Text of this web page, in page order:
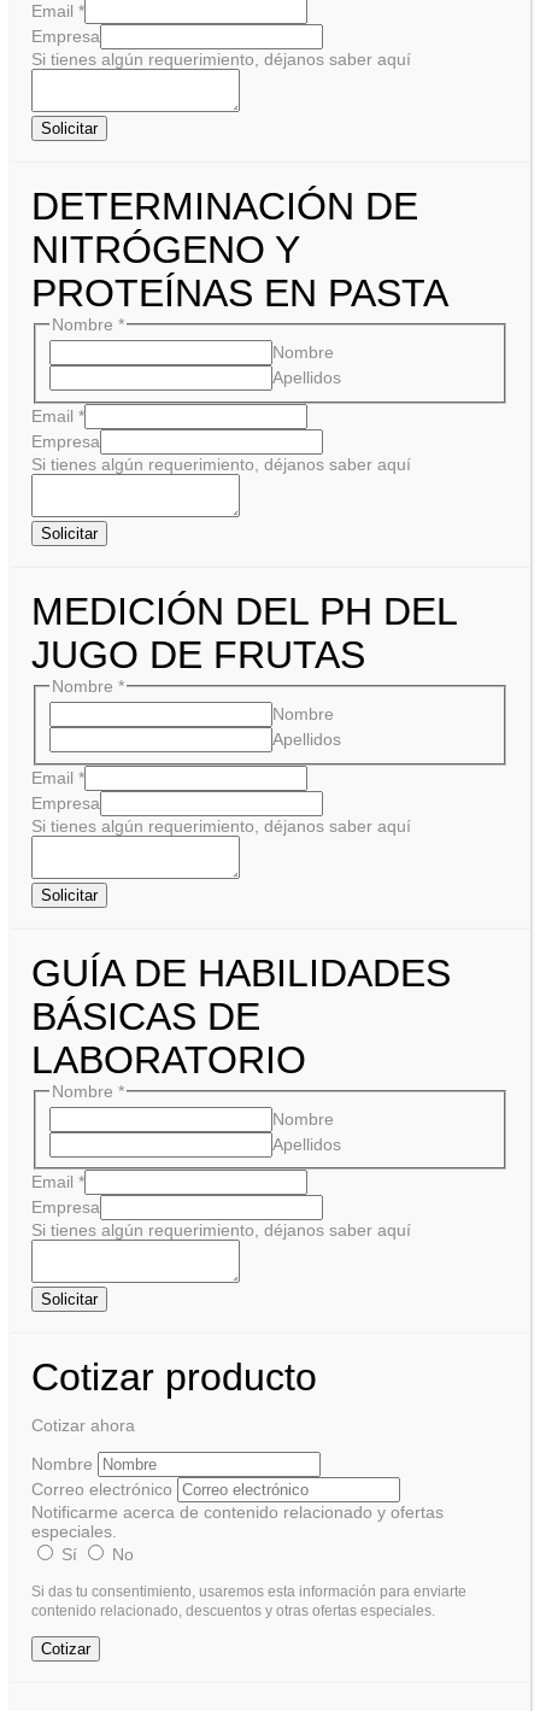
Email *
Empresa
Si tienes algún requerimiento, déjanos saber aquí
Solicitar
DETERMINACIÓN DE
NITRÓGENO Y
PROTEÍNAS EN PASTA
Nombre *
Nombre
Apellidos
Email *
Empresa
Si tienes algún requerimiento, déjanos saber aquí
Solicitar
MEDICIÓN DEL PH DEL
JUGO DE FRUTAS
Nombre *
Nombre
Apellidos
Email *
Empresa
Si tienes algún requerimiento, déjanos saber aquí
Solicitar
GUÍA DE HABILIDADES
BÁSICAS DE
LABORATORIO
Nombre *
Nombre
Apellidos
Email *
Empresa
Si tienes algún requerimiento, déjanos saber aquí
Solicitar
Cotizar producto
Cotizar ahora
Nombre
Correo electrónico
Notificarme acerca de contenido relacionado y ofertas
especiales.
Sí
No
Si das tu consentimiento, usaremos esta información para enviarte
contenido relacionado, descuentos y otras ofertas especiales.
Cotizar